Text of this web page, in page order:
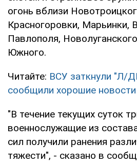
огонь вблизи
Красногоровки, Марьинки,
Павлополя,
Южного.
Читайте: ВСУ заткнули "Л/
сообщили хорошие
"В течение текущих суток
военнослужащие из
сил получили ранения
тяжести", - сказано в